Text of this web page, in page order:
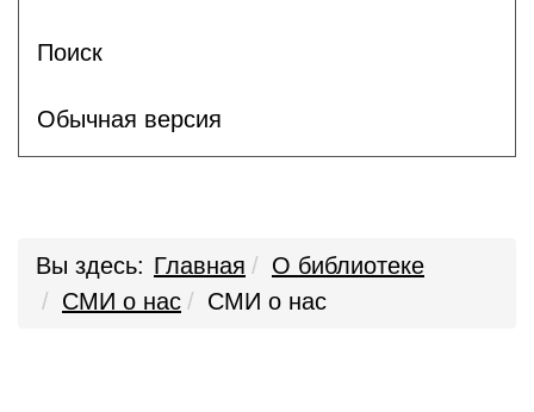
Поиск
Обычная версия
Вы здесь: Главная
О библиотеке
СМИ о нас
СМИ о нас